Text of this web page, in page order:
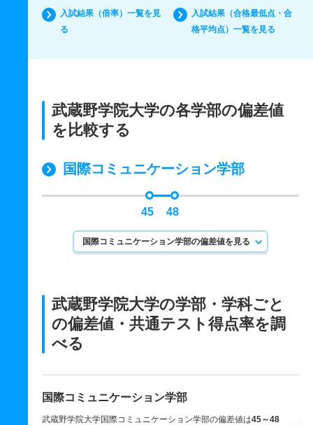
入試結果（倍率）一覧を見
る
入試結果（合格最低点・合
格平均点）一覧を見る
武蔵野学院大学の各学部の偏差値
を比較する
国際コミュニケーション学部
45 48
国際コミュニケーション学部の偏差値を見る
武蔵野学院大学の学部・学科ごと
の偏差値・共通テスト得点率を調
べる
国際コミュニケーション学部
武蔵野学院大学国際コミュニケーション学部の偏差値は45～48